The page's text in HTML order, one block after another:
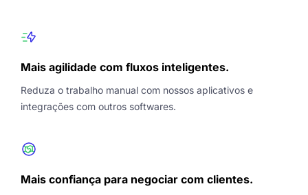
Mais agilidade com fluxos inteligentes.
Reduza o trabalho manual com nossos aplicativos e
integrações com outros softwares.
Mais confiança para negociar com clientes.